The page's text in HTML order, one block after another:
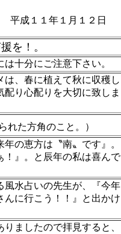
平成１１年１月１２日
を！。
十分にご注意下さい。
、春に植えて秋に収穫し
り心配りを大切に致しま
た方角のこと。）
の恵方は〝南〟です』。
！』。と辰年の私は喜んで
水占いの先生が、『今年
んに行こう！！』と出かけ
ましたので拝見すると、